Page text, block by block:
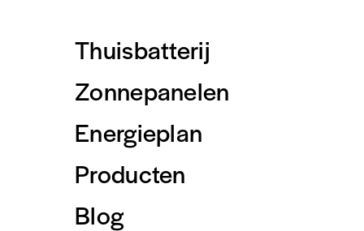
Thuisbatterij
Zonnepanelen
Energieplan
Producten
Blog